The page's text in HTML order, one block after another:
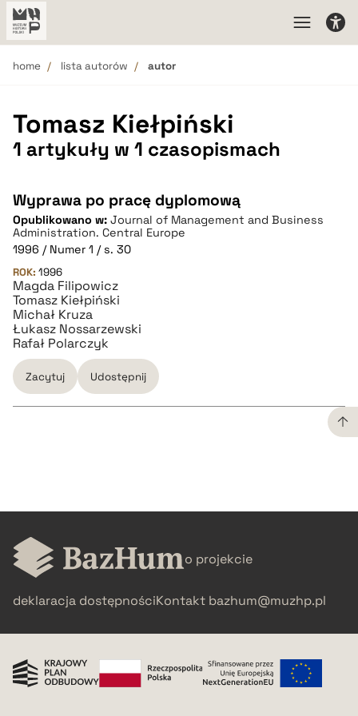
home lista autorów autor
Tomasz Kiełpiński
1 artykuły w 1 czasopismach
Wyprawa po pracę dyplomową
Opublikowano w: Journal of Management and Business
Administration. Central Europe
1996 / Numer 1 / s. 30
ROK: 1996
Magda Filipowicz
Tomasz Kiełpiński
Michał Kruza
Łukasz Nossarzewski
Rafał Polarczyk
Zacytuj Udostępnij
BIBTEX
pobierz cytat
o projekcie
deklaracja dostępnościKontakt bazhum@muzhp.pl